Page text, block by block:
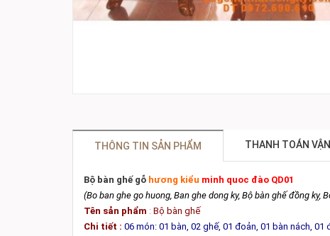
THÔNG TIN SẢN PHẨM THANH TOÁN
Bộ bàn ghế gỗ hương kiểu minh quoc đào QD01
(Bo ban ghe go huong, Ban ghe dong ky, Bộ bàn ghế đồng kỵ,
Tên sản phẩm : Bộ bàn ghế
Chi tiết : 06 món: 01 bàn, 02 ghế, 01 đoản, 01 bàn nách, 01